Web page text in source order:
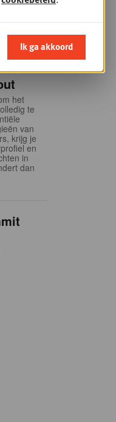
het
te
van
krijg je
en
in
dan
Ik ga akkoord